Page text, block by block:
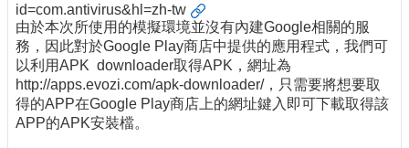
id=com.antivirus&hl=zh-tw
由於本次所使用的模擬環境並沒有內建Google相關的服
務，因此對於Google Play商店中提供的應用程式，我們可
以利用APK downloader取得APK，網址為
http://apps.evozi.com/apk-downloader/，只需要將想要取
得的APP在Google Play商店上的網址鍵入即可下載取得該
APP的APK安裝檔。